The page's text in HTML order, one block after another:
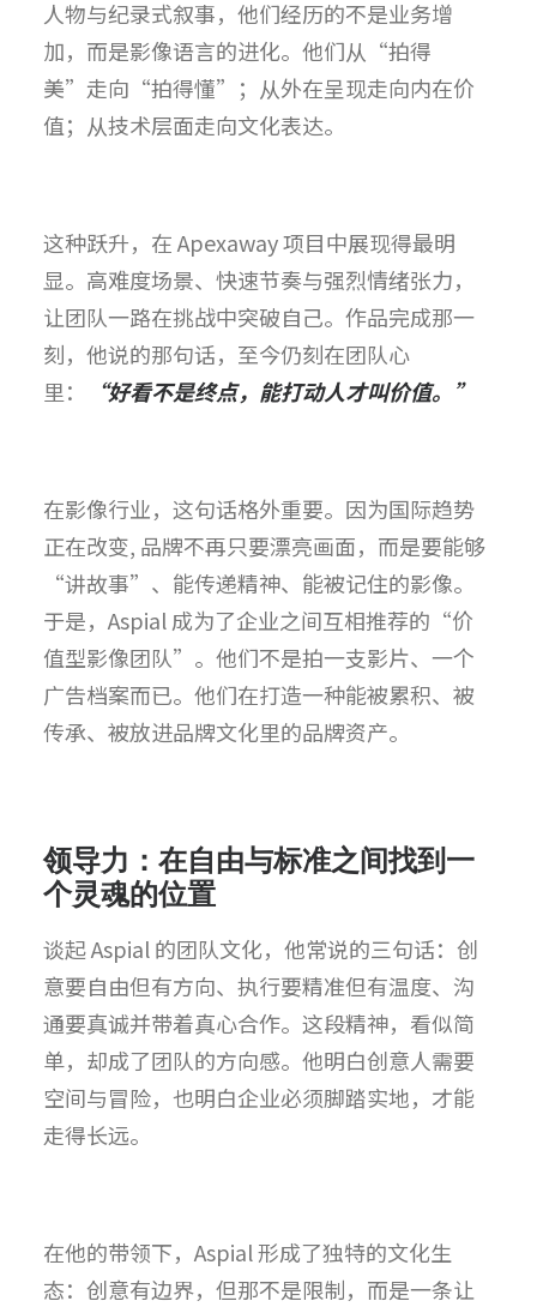
人物与纪录式叙事，他们经历的不是业务增
加，而是影像语言的进化。 他们从“拍得
美”走向“拍得懂”；从外在呈现走向内在价
值；从技术层面走向文化表达。
这种跃升，在 Apexaway 项目中展现得最明
显。高难度场景、快速节奏与强烈情绪张力，
让团队一路在挑战中突破自己。作品完成那一
刻，他说的那句话，至今仍刻在团队心
里：
“好看不是终点，能打动人才叫价值。”
在影像行业，这句话格外重要。因为国际趋势
正在改变, 品牌不再只要漂亮画面，而是要能够
“讲故事”、能传递精神、能被记住的影像。
于是，Aspial 成为了企业之间互相推荐的“价
值型影像团队”。他们不是拍一支影片、一个
广告档案而已。他们在打造一种能被累积、被
传承、被放进品牌文化里的品牌资产。
领导力：在自由与标准之间找到一
个灵魂的位置
谈起 Aspial 的团队文化，他常说的三句话：创
意要自由但有方向、执行要精准但有温度、沟
通要真诚并带着真心合作。 这段精神，看似简
单，却成了团队的方向感。他明白创意人需要
空间与冒险，也明白企业必须脚踏实地，才能
走得长远。
在他的带领下，Aspial 形成了独特的文化生
态：创意有边界，但那不是限制，而是一条让